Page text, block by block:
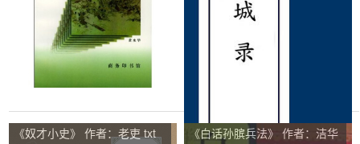
《奴才小史》 作者：老吏 txt
《白话孙膑兵法》 作者：洁华